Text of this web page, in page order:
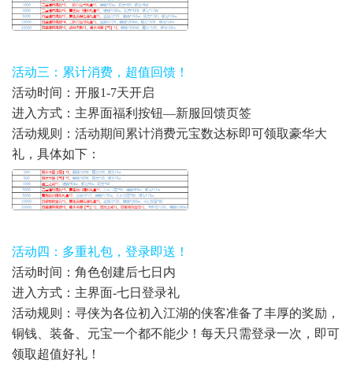
活动三：累计消费，超值回馈！
活动时间：开服1-7天开启
进入方式：主界面福利按钮—新服回馈页签
活动规则：活动期间累计消费元宝数达标即可领取豪华大
礼，具体如下：
活动四：多重礼包，登录即送！
活动时间：角色创建后七日内
进入方式：主界面-七日登录礼
活动规则：寻侠为各位初入江湖的侠客准备了丰厚的奖励，
铜钱、装备、元宝一个都不能少！每天只需登录一次，即可
领取超值好礼！